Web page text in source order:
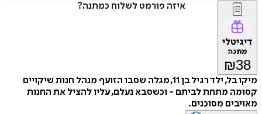
איזה פורמט לשלוח כמתנה?
דיגיטלי
מתנה
₪38
מיקו בל, ילד רגיל בן 11, מגלה שסבו הזועף מנהל חנות שיקויים
קסומה מתחת לביתם - וכשסבא נעלם, עליו להציל את החנות
מאויבים מסוכנים.